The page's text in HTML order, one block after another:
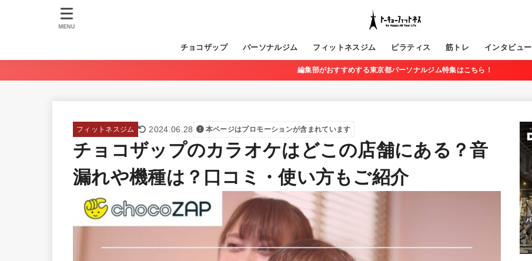
チョコザップ パーソナルジム フィットネスジム ピラティス 筋トレ インタビュー
MENU
編集部がおすすめする東京都パーソナルジム特集はこちら！
フィットネスジム 2024.06.28 本ページはプロモーションが含まれています
チョコザップのカラオケはどこの店舗にある？音
漏れや機種は？口コミ・使い方もご紹介